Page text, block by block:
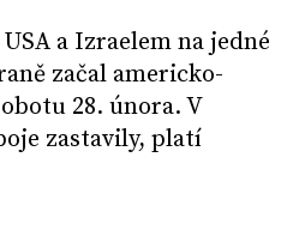
a Izraelem na jedné
začal americko-
28. února. V
zastavily, platí